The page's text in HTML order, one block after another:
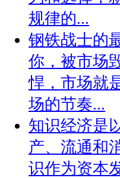
规律的...
钢铁战士的
你，被市场
悍，市场就
场的节奏...
知识经济是
产、流通和
识作为资本